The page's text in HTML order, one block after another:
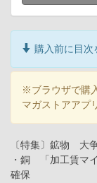
購入前に目次
※ブラウザで購
マガストアアプ
〔特集〕鉱物 大
・銅 「加工賃マ
確保